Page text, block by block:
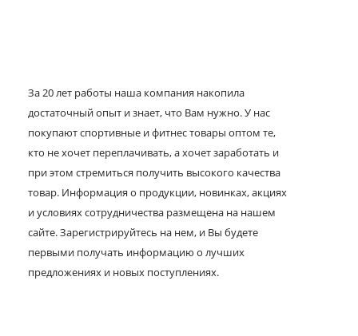
За 20 лет работы наша компания накопила
достаточный опыт и знает, что Вам нужно. У нас
покупают спортивные и фитнес товары оптом те,
кто не хочет переплачивать, а хочет заработать и
при этом стремиться получить высокого качества
товар. Информация о продукции, новинках, акциях
и условиях сотрудничества размещена на нашем
сайте. Зарегистрируйтесь на нем, и Вы будете
первыми получать информацию о лучших
предложениях и новых поступлениях.